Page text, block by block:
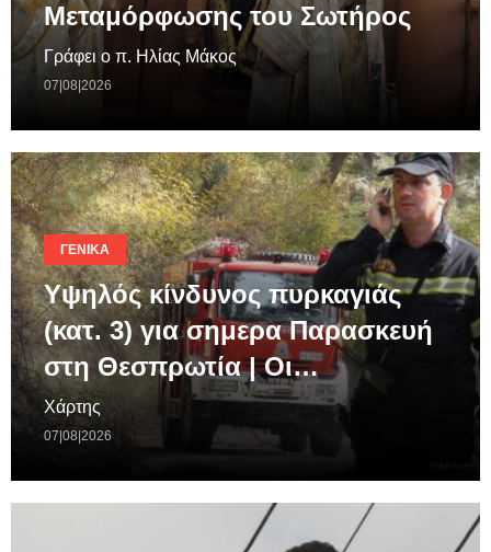
Μεταμόρφωσης του Σωτήρος
Γράφει ο π. Ηλίας Μάκος
07|08|2026
ΓΕΝΙΚΆ
Υψηλός κίνδυνος πυρκαγιάς
(κατ. 3) για σημερα Παρασκευή
στη Θεσπρωτία | Οι…
Χάρτης
07|08|2026